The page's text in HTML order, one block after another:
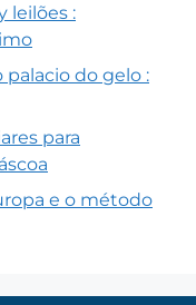
leilões :
do gelo :
para
e o método